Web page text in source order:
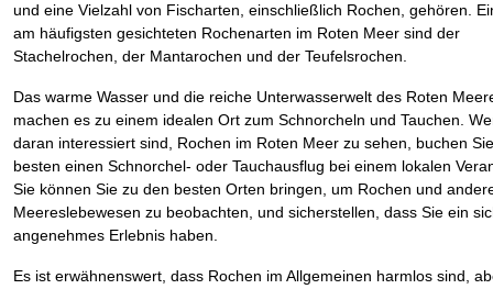
und eine Vielzahl von Fischarten, einschließlich Rochen, gehören.
am häufigsten gesichteten Rochenarten im Roten Meer sind der
Stachelrochen, der Mantarochen und der Teufelsrochen.
Das warme Wasser und die reiche Unterwasserwelt des Roten
machen es zu einem idealen Ort zum Schnorcheln und Tauchen.
daran interessiert sind, Rochen im Roten Meer zu sehen, buchen
besten einen Schnorchel- oder Tauchausflug bei einem lokalen
Sie können Sie zu den besten Orten bringen, um Rochen und
Meereslebewesen zu beobachten, und sicherstellen, dass Sie ein
angenehmes Erlebnis haben.
Es ist erwähnenswert, dass Rochen im Allgemeinen harmlos sind,